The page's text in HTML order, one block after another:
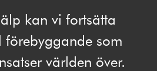
kan vi fortsätta
som
världen över.